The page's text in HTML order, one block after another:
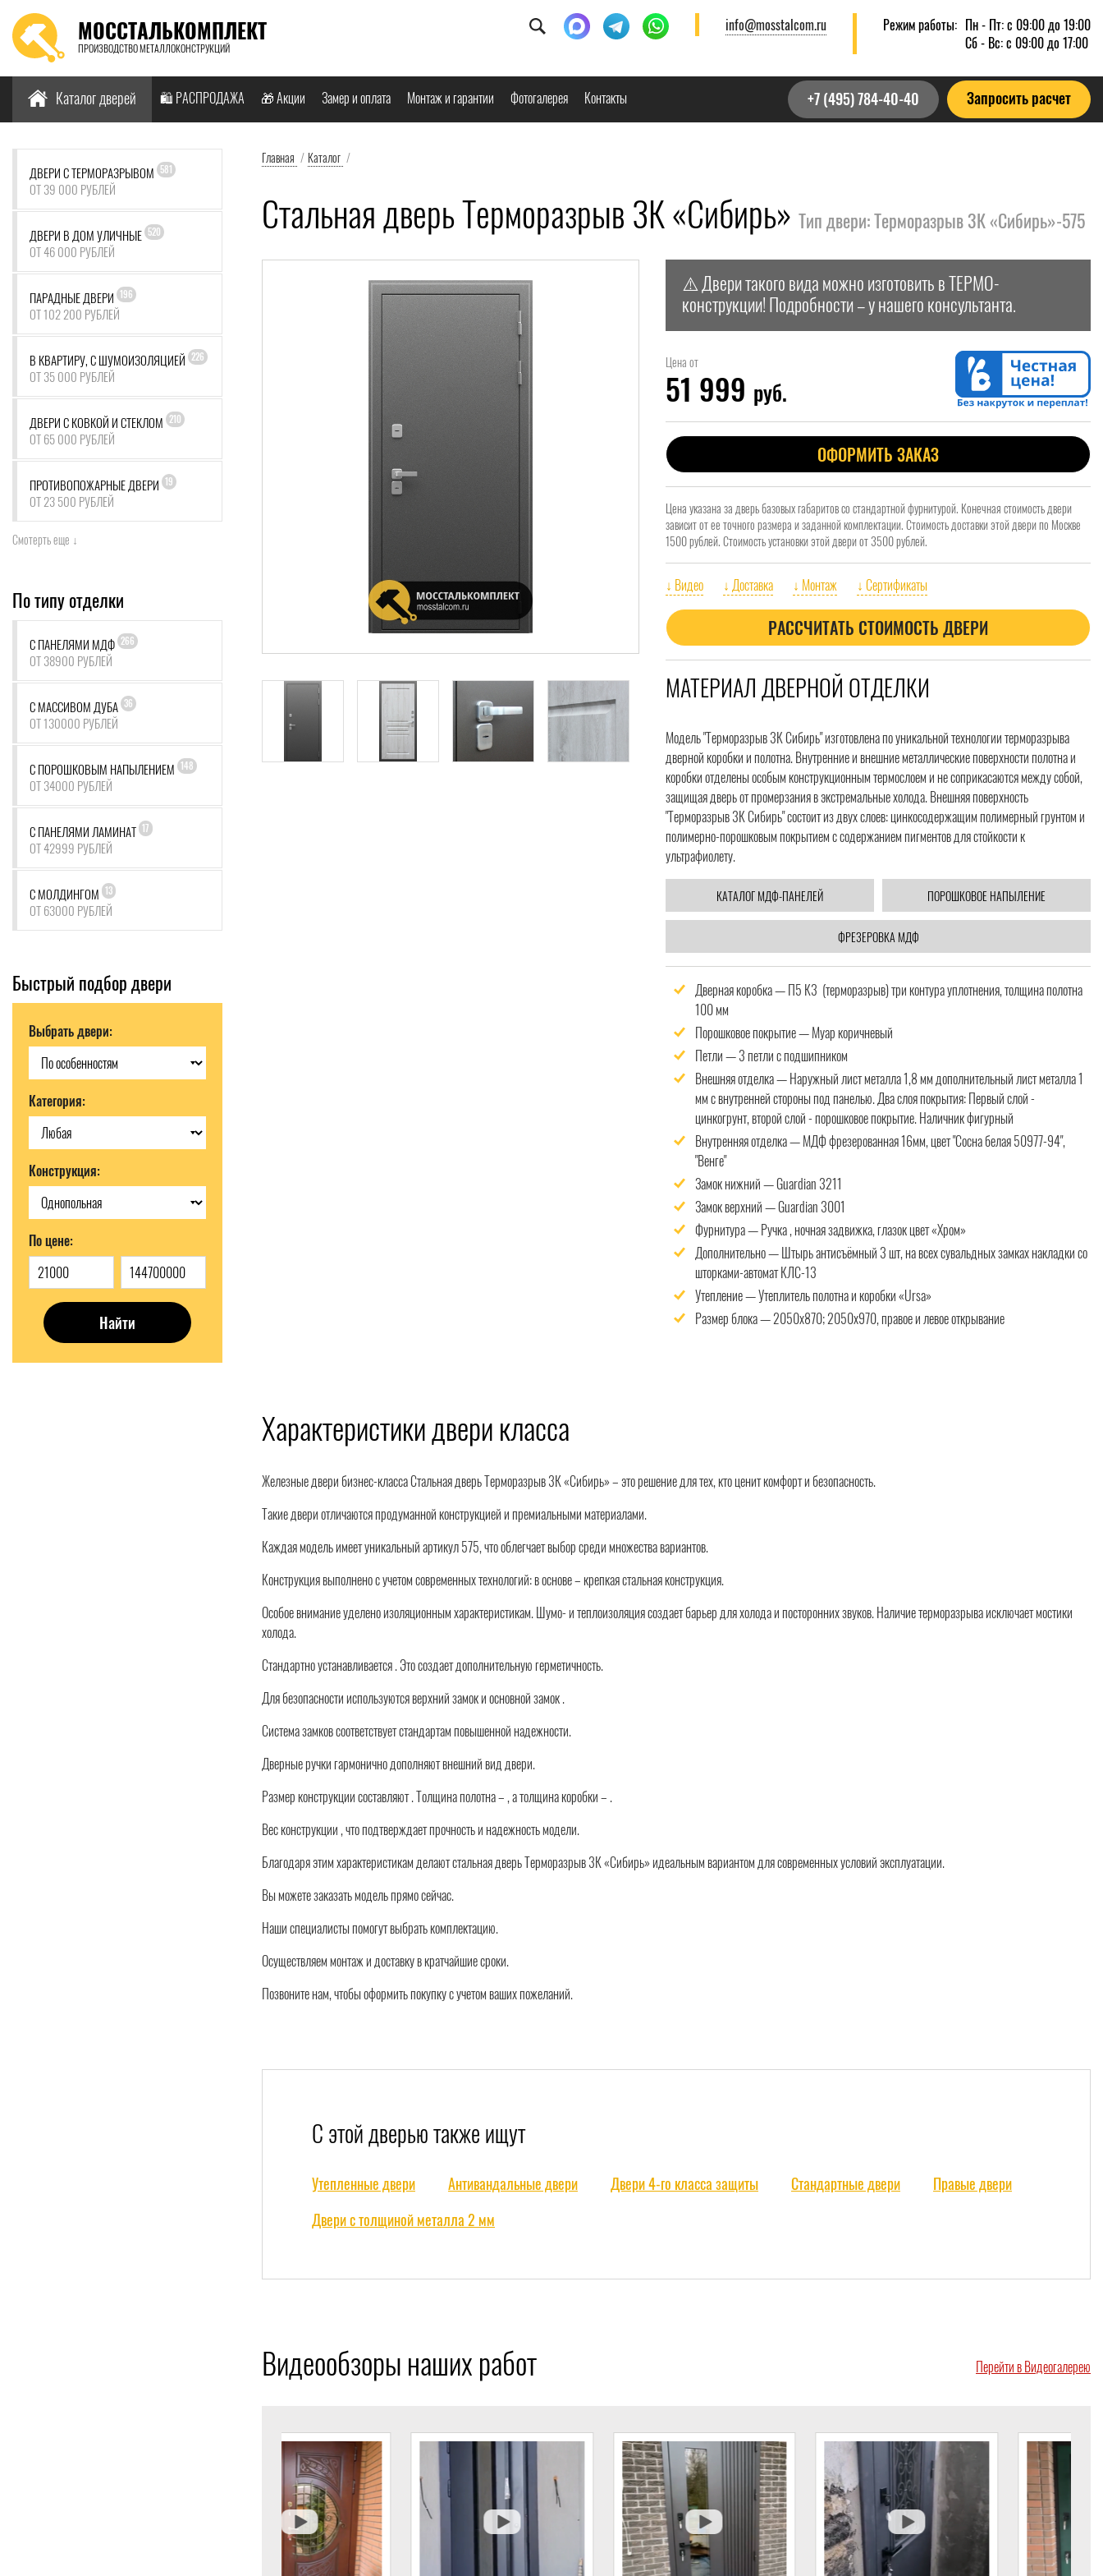
МОССТАЛЬКОМПЛЕКТ
ПРОИЗВОДСТВО МЕТАЛЛОКОНСТРУКЦИЙ
info@mosstalcom.ru Режим работы: Пн - Пт: с 09:00 до 19:00
Сб - Вс: с 09:00 до 17:00
Каталог дверей 🛍️ РАСПРОДАЖА 🎁 Акции Замер и оплата Монтаж и гарантии Фотогалерея Контакты +7 (495) 784-40-40 Запросить расчет
ДВЕРИ С ТЕРМОРАЗРЫВОМ 581
ОТ 39 000 РУБЛЕЙ
ДВЕРИ В ДОМ УЛИЧНЫЕ 520
ОТ 46 000 РУБЛЕЙ
ПАРАДНЫЕ ДВЕРИ 196
ОТ 102 200 РУБЛЕЙ
В КВАРТИРУ, С ШУМОИЗОЛЯЦИЕЙ 226
ОТ 35 000 РУБЛЕЙ
ДВЕРИ С КОВКОЙ И СТЕКЛОМ 210
ОТ 65 000 РУБЛЕЙ
ПРОТИВОПОЖАРНЫЕ ДВЕРИ 19
ОТ 23 500 РУБЛЕЙ
Смотерть еще ↓
По типу отделки
С ПАНЕЛЯМИ МДФ 266
ОТ 38900 РУБЛЕЙ
С МАССИВОМ ДУБА 36
ОТ 130000 РУБЛЕЙ
С ПОРОШКОВЫМ НАПЫЛЕНИЕМ 148
ОТ 34000 РУБЛЕЙ
С ПАНЕЛЯМИ ЛАМИНАТ 17
ОТ 42999 РУБЛЕЙ
С МОЛДИНГОМ 13
ОТ 63000 РУБЛЕЙ
Быстрый подбор двери
Выбрать двери:
Категория:
Конструкция:
По цене:
Найти
Главная / Каталог /
Стальная дверь Терморазрыв 3К «Сибирь» Тип двери: Терморазрыв 3К «Сибирь»-575
⚠️ Двери такого вида можно изготовить в ТЕРМО-
конструкции! Подробности – у нашего консультанта.
Цена от
51 999 руб.
ОФОРМИТЬ ЗАКАЗ
Цена указана за дверь базовых габаритов со стандартной фурнитурой. Конечная стоимость двери
зависит от ее точного размера и заданной комплектации. Стоимость доставки этой двери по Москве
1500 рублей. Стоимость установки этой двери от 3500 рублей.
↓ Видео ↓ Доставка ↓ Монтаж ↓ Сертификаты
РАССЧИТАТЬ СТОИМОСТЬ ДВЕРИ
МАТЕРИАЛ ДВЕРНОЙ ОТДЕЛКИ
Модель "Терморазрыв 3К Сибирь" изготовлена по уникальной технологии терморазрыва
дверной коробки и полотна. Внутренние и внешние металлические поверхности полотна и
коробки отделены особым конструкционным термослоем и не соприкасаются между собой,
защищая дверь от промерзания в экстремальные холода. Внешняя поверхность
"Терморазрыв 3К Сибирь" состоит из двух слоев: цинкосодержащим полимерный грунтом и
полимерно-порошковым покрытием с содержанием пигментов для стойкости к
ультрафиолету.
КАТАЛОГ МДФ-ПАНЕЛЕЙ ПОРОШКОВОЕ НАПЫЛЕНИЕ
ФРЕЗЕРОВКА МДФ
Дверная коробка — П5 К3 (терморазрыв) три контура уплотнения, толщина полотна
100 мм
Порошковое покрытие — Муар коричневый
Петли — 3 петли с подшипником
Внешняя отделка — Наружный лист металла 1,8 мм дополнительный лист металла 1
мм с внутренней стороны под панелью. Два слоя покрытия: Первый слой -
цинкогрунт, второй слой - порошковое покрытие. Наличник фигурный
Внутренняя отделка — МДФ фрезерованная 16мм, цвет "Сосна белая 50977-94",
"Венге"
Замок нижний — Guardian 3211
Замок верхний — Guardian 3001
Фурнитура — Ручка , ночная задвижка, глазок цвет «Хром»
Дополнительно — Штырь антисъёмный 3 шт, на всех сувальдных замках накладки со
шторками-автомат КЛС-13
Утепление — Утеплитель полотна и коробки «Ursa»
Размер блока — 2050х870; 2050х970, правое и левое открывание
Характеристики двери класса
Железные двери бизнес-класса Стальная дверь Терморазрыв 3К «Сибирь» – это решение для тех, кто ценит комфорт и безопасность.
Такие двери отличаются продуманной конструкцией и премиальными материалами.
Каждая модель имеет уникальный артикул 575, что облегчает выбор среди множества вариантов.
Конструкция выполнено с учетом современных технологий: в основе – крепкая стальная конструкция.
Особое внимание уделено изоляционным характеристикам. Шумо- и теплоизоляция создает барьер для холода и посторонних звуков. Наличие терморазрыва исключает мостики
холода.
Стандартно устанавливается . Это создает дополнительную герметичность.
Для безопасности используются верхний замок и основной замок .
Система замков соответствует стандартам повышенной надежности.
Дверные ручки гармонично дополняют внешний вид двери.
Размер конструкции составляют . Толщина полотна – , а толщина коробки – .
Вес конструкции , что подтверждает прочность и надежность модели.
Благодаря этим характеристикам делают стальная дверь Терморазрыв 3К «Сибирь» идеальным вариантом для современных условий эксплуатации.
Вы можете заказать модель прямо сейчас.
Наши специалисты помогут выбрать комплектацию.
Осуществляем монтаж и доставку в кратчайшие сроки.
Позвоните нам, чтобы оформить покупку с учетом ваших пожеланий.
С этой дверью также ищут
Утепленные двери Антивандальные двери Двери 4-го класса защиты Стандартные двери
Правые двери
Двери с толщиной металла 2 мм
Видеообзоры наших работ Перейти в Видеогалерею